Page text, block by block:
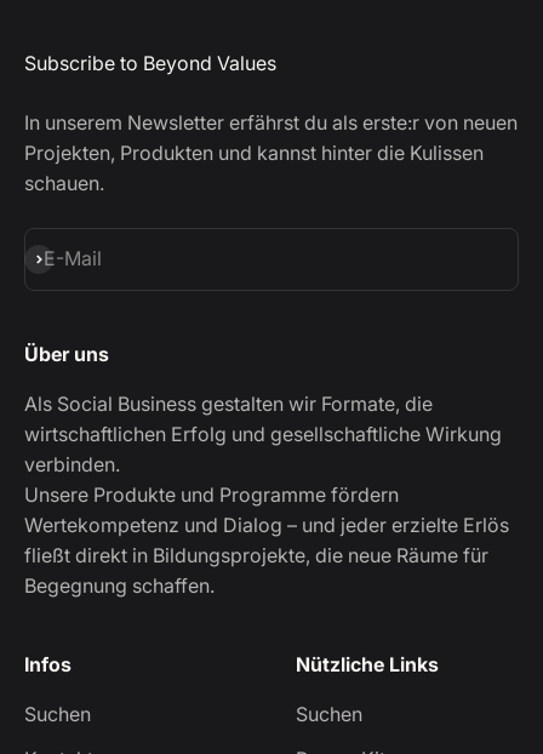
Subscribe to Beyond Values
In unserem Newsletter erfährst du als erste:r von neuen
Projekten, Produkten und kannst hinter die Kulissen
schauen.
E-Mail
Abonnieren
Über uns
Als Social Business gestalten wir Formate, die
wirtschaftlichen Erfolg und gesellschaftliche Wirkung
verbinden.
Unsere Produkte und Programme fördern
Wertekompetenz und Dialog – und jeder erzielte Erlös
fließt direkt in Bildungsprojekte, die neue Räume für
Begegnung schaffen.
Infos
Suchen
Nützliche Links
Suchen